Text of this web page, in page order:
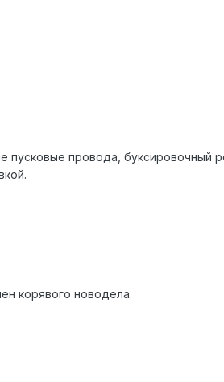
провода, буксировочный
корявого новодела.